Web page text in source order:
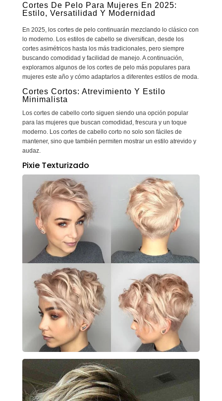
Cortes De Pelo Para Mujeres En 2025:
Estilo, Versatilidad Y Modernidad
En 2025, los cortes de pelo continuarán mezclando lo clásico con
lo moderno. Los estilos de cabello se diversifican, desde los
cortes asimétricos hasta los más tradicionales, pero siempre
buscando comodidad y facilidad de manejo. A continuación,
exploramos algunos de los cortes de pelo más populares para
mujeres este año y cómo adaptarlos a diferentes estilos de moda.
Cortes Cortos: Atrevimiento Y Estilo
Minimalista
Los cortes de cabello corto siguen siendo una opción popular
para las mujeres que buscan comodidad, frescura y un toque
moderno. Los cortes de cabello corto no solo son fáciles de
mantener, sino que también permiten mostrar un estilo atrevido y
audaz.
Pixie Texturizado